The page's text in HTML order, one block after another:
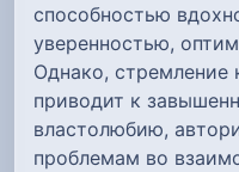
способностью
уверенностью,
Однако, стремление
приводит к
властолюбию,
проблемам во